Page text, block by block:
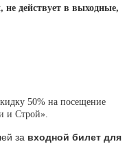
не действует в выходные,
50% на посещение
и Строй».
за входной билет для